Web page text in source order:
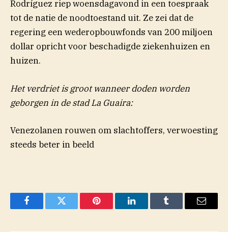
Rodríguez riep woensdagavond in een toespraak
tot de natie de noodtoestand uit. Ze zei dat de
regering een wederopbouwfonds van 200 miljoen
dollar opricht voor beschadigde ziekenhuizen en
huizen.
Het verdriet is groot wanneer doden worden
geborgen in de stad La Guaira:
Venezolanen rouwen om slachtoffers, verwoesting
steeds beter in beeld
FacebookTwitter Pinterest LinkedInTumblr Email